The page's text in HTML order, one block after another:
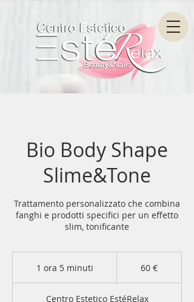
Bio Body Shape
Slime&Tone
Trattamento personalizzato che combina
fanghi e prodotti specifici per un effetto
slim, tonificante
1 ora 5 minuti 60 €
Centro Estetico EstéRelax